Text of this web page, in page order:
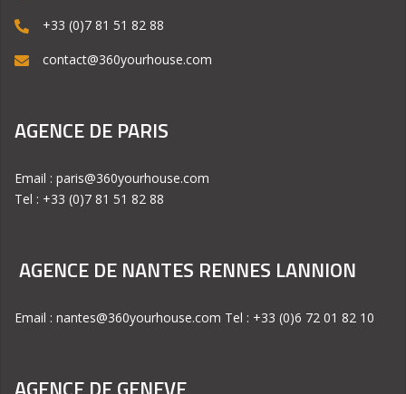
+33 (0)7 81 51 82 88
contact@360yourhouse.com
AGENCE DE PARIS
Email : paris@360yourhouse.com
Tel : +33 (0)7 81 51 82 88
AGENCE DE NANTES RENNES LANNION
Email : nantes@360yourhouse.com Tel : +33 (0)6 72 01 82 10